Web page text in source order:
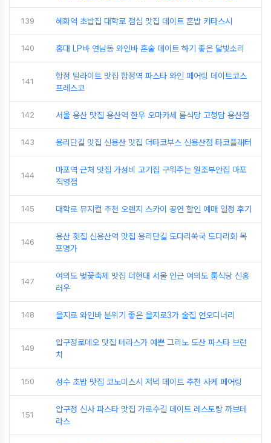
139 혜화역 초밥집 대학로 점심 맛집 데이트 혼밥 키타스시
140 홍대 LP바 연남동 와인바 혼술 데이트 하기 좋은 달빛소리
141
합정 딜라이트 맛집 합정역 파스타 와인 페어링 데이트코스
프레스코
142 서울 용산 맛집 용산역 한우 오마카세 룸식당 고청담 용산점
143 용리단길 맛집 신용산 맛집 더타코부스 신용산점 타코플래터
144
마포역 근처 맛집 가성비 고기집 구워주는 원조부안집 마포
직영점
145 대학로 뮤지컬 추천 오렌지 스카이 공연 할인 예매 일정 후기
146
용산 횟집 신용산역 맛집 용리단길 도다리쑥국 도다리회 목
포명가
147
여의도 벚꽃축제 맛집 더현대 서울 인근 여의도 룸식당 신홍
러우
148 을지로 와인바 분위기 좋은 을지로3가 술집 언오디너리
149
압구정로데오 맛집 테라스가 예쁜 그리노 도산 파스타 브런
치
150 성수 초밥 맛집 코노미스시 저녁 데이트 추천 사케 페어링
151
압구정 신사 파스타 맛집 가로수길 데이트 레스토랑 까브테
라스